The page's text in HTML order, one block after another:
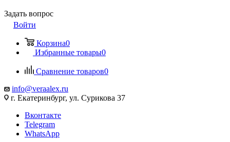
Задать вопрос
Войти
Корзина0
Избранные товары0
Сравнение товаров0
info@veraalex.ru
г. Екатеринбург, ул. Сурикова 37
Вконтакте
Telegram
WhatsApp